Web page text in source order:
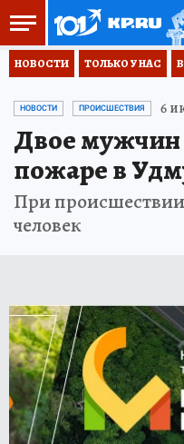
НОВОСТИ ТОЛЬКО У НАС
НОВОСТИ ПРОИСШЕСТВИЯ 6
Двое
пожаре в
При
человек